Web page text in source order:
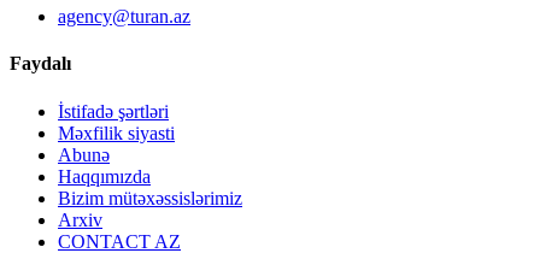
agency@turan.az
Faydalı
İstifadə şərtləri
Məxfilik siyasti
Abunə
Haqqımızda
Bizim mütəxəssislərimiz
Arxiv
CONTACT AZ